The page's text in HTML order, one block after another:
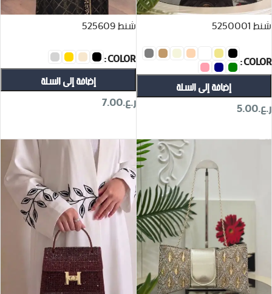
شنط 5250001
COLOR
إضافة إلى السلة
ر.ع.5.00
شنط 525609
COLOR
إضافة إلى السلة
ر.ع.7.00